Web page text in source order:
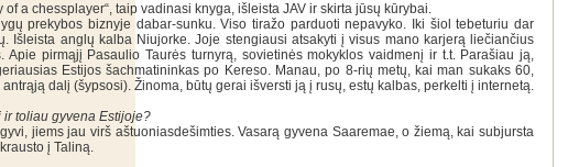
of a chessplayer“, taip vadinasi knyga, išleista JAV ir skirta jūsų kūrybai.
prekybos biznyje dabar-sunku. Viso tiražo parduoti nepavyko. Iki šiol tebeturiu dar
Išleista anglų kalba Niujorke. Joje stengiausi atsakyti į visus mano karjerą liečiančius
Apie pirmąjį Pasaulio Taurės turnyrą, sovietinės mokyklos vaidmenį ir t.t. Parašiau ją,
Estijos šachmatininkas po Kereso. Manau, po 8-rių metų, kai man sukaks 60,
antrąją dalį (šypsosi). Žinoma, būtų gerai išversti ją į rusų, estų kalbas, perkelti į internetą.
ir toliau gyvena Estijoje?
jiems jau virš aštuoniasdešimties. Vasarą gyvena Saaremae, o žiemą, kai subjursta
į Taliną.